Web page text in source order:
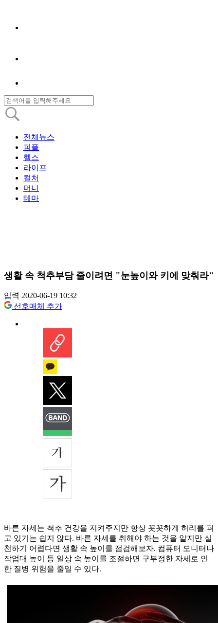
전체뉴스
피플
헬스
라이프
컬처
머니
테마
생활 속 척추부담 줄이려면 "눈높이와 키에 맞춰라"
입력 2020-06-19 10:32
선호매체 추가
바른 자세는 척추 건강을 지켜주지만 항상 꼿꼿하게 허리를 펴
고 있기는 쉽지 않다. 바른 자세를 취해야 하는 것을 알지만 실
천하기 어렵다면 생활 속 높이를 점검해보자. 컴퓨터 모니터나
작업대 높이 등 일상 속 높이를 조절하면 구부정한 자세로 인
한 질병 위험을 줄일 수 있다.